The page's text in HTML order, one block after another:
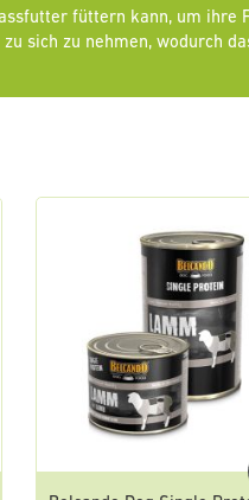
füttern kann, um
zu sich zu nehmen, wodurch